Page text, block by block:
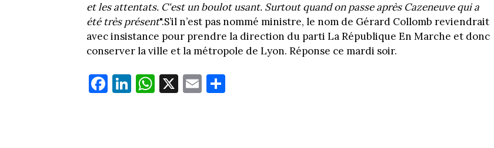
et les attentats. C'est un boulot usant. Surtout quand on passe après Cazeneuve qui a
été très présent".S’il n’est pas nommé ministre, le nom de Gérard Collomb reviendrait
avec insistance pour prendre la direction du parti La République En Marche et donc
conserver la ville et la métropole de Lyon. Réponse ce mardi soir.
Fa
ce
Li
nk
W
ha
X E
m